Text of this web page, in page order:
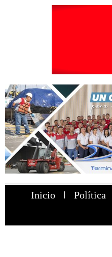
Inicio Política